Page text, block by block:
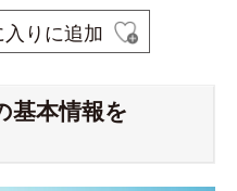
りに追加
基本情報を